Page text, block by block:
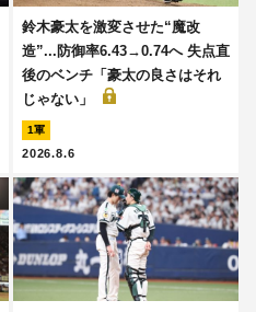
鈴木豪太を激変させた“魔改
造”...防御率6.43→0.74へ 失点直
後のベンチ「豪太の良さはそれ
じゃない」
1軍
2026.8.6